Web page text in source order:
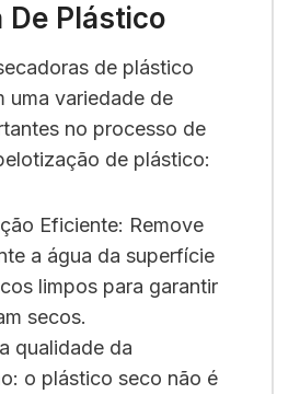
De Plástico
de plástico
uma variedade de
no processo de
de plástico:
Eficiente: Remove
a água da superfície
limpos para garantir
secos.
qualidade da
o plástico seco não é